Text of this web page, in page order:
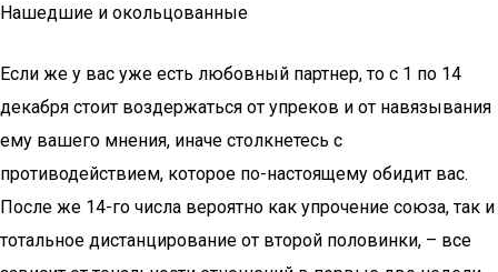
Нашедшие и окольцованные
Если же у вас уже есть любовный партнер, то с 1 по 14
декабря стоит воздержаться от упреков и от навязывания
ему вашего мнения, иначе столкнетесь с
противодействием, которое по-настоящему обидит вас.
После же 14-го числа вероятно как упрочение союза, так и
тотальное дистанцирование от второй половинки, – все